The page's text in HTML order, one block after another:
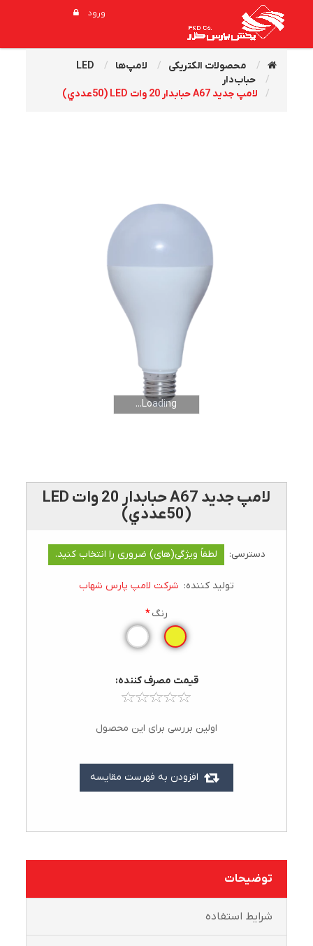
ورود
محصولات الکتریکی لامپ‌ها
LED
حباب‌دار
لامپ جديد A67 حبابدار 20 وات LED (50عددي)
Loading...
لامپ جديد A67 حبابدار 20 وات LED
(50عددي)
دسترسی: لطفاً ویژگی(های) ضروری را انتخاب کنید.
تولید کننده: شرکت لامپ پارس شهاب
رنگ *
قيمت مصرف کننده:
افزودن به فهرست مقایسه
اولین بررسی برای این محصول
توضیحات
شرايط استفاده